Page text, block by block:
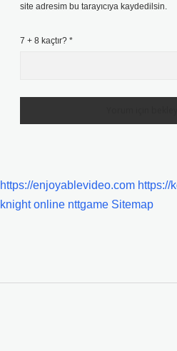
site adresim bu tarayıcıya kaydedilsin.
7 + 8 kaçtır? *
https://enjoyablevideo.com https://
knight online nttgame Sitemap